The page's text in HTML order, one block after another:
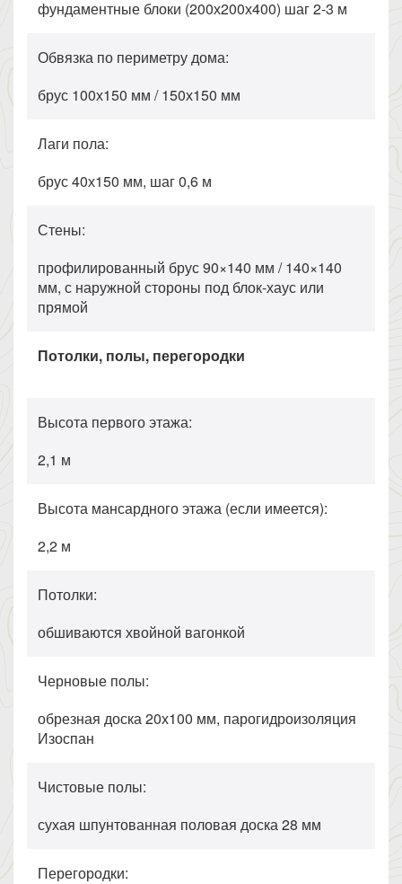
фундаментные блоки (200х200х400) шаг 2-3 м
Обвязка по периметру дома:
брус 100х150 мм / 150х150 мм
Лаги пола:
брус 40х150 мм, шаг 0,6 м
Стены:
профилированный брус 90×140 мм / 140×140
мм, с наружной стороны под блок-хаус или
прямой
Потолки, полы, перегородки
Высота первого этажа:
2,1 м
Высота мансардного этажа (если имеется):
2,2 м
Потолки:
обшиваются хвойной вагонкой
Черновые полы:
обрезная доска 20х100 мм, парогидроизоляция
Изоспан
Чистовые полы:
сухая шпунтованная половая доска 28 мм
Перегородки: